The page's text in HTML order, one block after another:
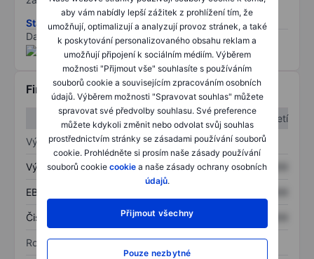
aby vám nabídly lepší zážitek z prohlížení tím, že
umožňují, optimalizují a analyzují provoz stránek, a také
k poskytování personalizovaného obsahu reklam a
umožňují připojení k sociálním médiím. Výběrem
možnosti "Přijmout vše" souhlasíte s používáním
souborů cookie a souvisejícím zpracováním osobních
údajů. Výběrem možnosti "Spravovat souhlas" můžete
spravovat své předvolby souhlasu. Své preference
můžete kdykoli změnit nebo odvolat svůj souhlas
prostřednictvím stránky se zásadami používání souborů
cookie. Prohlédněte si prosím naše zásady používání
souborů cookie cookie a naše zásady ochrany osobních
údajů.
Přijmout všechny
Pouze nezbytné
Stáhněte si metodiku rizik ESG
Data poskytnuta od
/
Finanční informace
1. čtvrtletí
2. čtvrtletí
Výkaz zisku a ztráty
Výnos XXXXXXX XXXXXXX
EBITDA
Čistý příjem XXXXXXX
Rozvaha